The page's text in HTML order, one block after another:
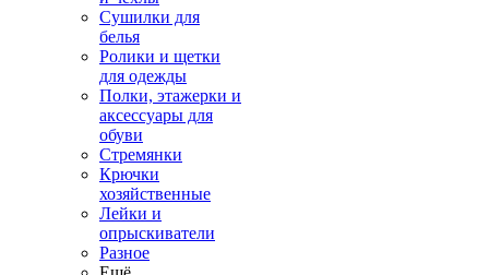
Сушилки для
белья
Ролики и щетки
для одежды
Полки, этажерки и
аксессуары для
обуви
Стремянки
Крючки
хозяйственные
Лейки и
опрыскиватели
Разное